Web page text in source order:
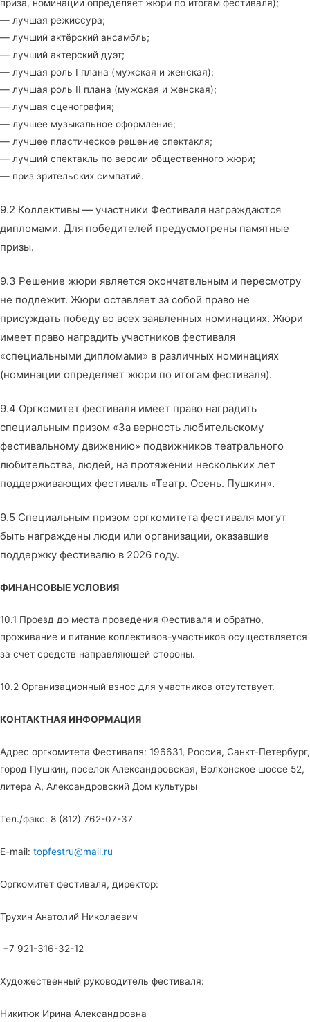
приза, номинации определяет жюри по итогам фестиваля);
— лучшая режиссура;
— лучший актёрский ансамбль;
— лучший актерский дуэт;
— лучшая роль I плана (мужская и женская);
— лучшая роль II плана (мужская и женская);
— лучшая сценография;
— лучшее музыкальное оформление;
— лучшее пластическое решение спектакля;
— лучший спектакль по версии общественного жюри;
— приз зрительских симпатий.
9.2 Коллективы — участники Фестиваля награждаются
дипломами. Для победителей предусмотрены памятные
призы.
9.3 Решение жюри является окончательным и пересмотру
не подлежит. Жюри оставляет за собой право не
присуждать победу во всех заявленных номинациях. Жюри
имеет право наградить участников фестиваля
«специальными дипломами» в различных номинациях
(номинации определяет жюри по итогам фестиваля).
9.4 Оргкомитет фестиваля имеет право наградить
специальным призом «За верность любительскому
фестивальному движению» подвижников театрального
любительства, людей, на протяжении нескольких лет
поддерживающих фестиваль «Театр. Осень. Пушкин».
9.5 Специальным призом оргкомитета фестиваля могут
быть награждены люди или организации, оказавшие
поддержку фестивалю в 2026 году.
ФИНАНСОВЫЕ УСЛОВИЯ
10.1 Проезд до места проведения Фестиваля и обратно,
проживание и питание коллективов-участников осуществляется
за счет средств направляющей стороны.
10.2 Организационный взнос для участников отсутствует.
КОНТАКТНАЯ ИНФОРМАЦИЯ
Адрес оргкомитета Фестиваля: 196631, Россия, Санкт-Петербург,
город Пушкин, поселок Александровская, Волхонское шоссе 52,
литера А, Александровский Дом культуры
Тел./факс: 8 (812) 762-07-37
E-mail: topfestru@mail.ru
Оргкомитет фестиваля, директор:
Трухин Анатолий Николаевич
+7 921-316-32-12
Художественный руководитель фестиваля:
Никитюк Ирина Александровна